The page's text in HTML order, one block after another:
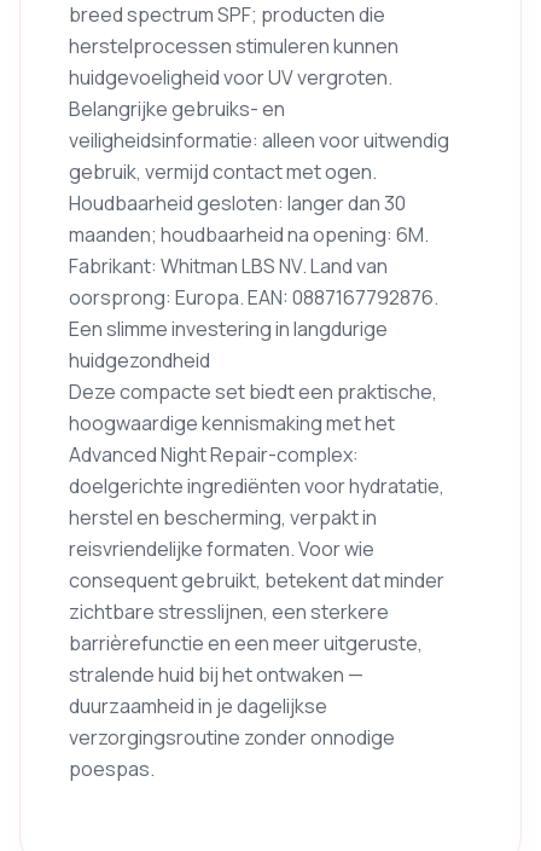
breed spectrum SPF; producten die
herstelprocessen stimuleren kunnen
huidgevoeligheid voor UV vergroten.
Belangrijke gebruiks- en
veiligheidsinformatie: alleen voor uitwendig
gebruik, vermijd contact met ogen.
Houdbaarheid gesloten: langer dan 30
maanden; houdbaarheid na opening: 6M.
Fabrikant: Whitman LBS NV. Land van
oorsprong: Europa. EAN: 0887167792876.
Een slimme investering in langdurige
huidgezondheid
Deze compacte set biedt een praktische,
hoogwaardige kennismaking met het
Advanced Night Repair-complex:
doelgerichte ingrediënten voor hydratatie,
herstel en bescherming, verpakt in
reisvriendelijke formaten. Voor wie
consequent gebruikt, betekent dat minder
zichtbare stresslijnen, een sterkere
barrièrefunctie en een meer uitgeruste,
stralende huid bij het ontwaken —
duurzaamheid in je dagelijkse
verzorgingsroutine zonder onnodige
poespas.